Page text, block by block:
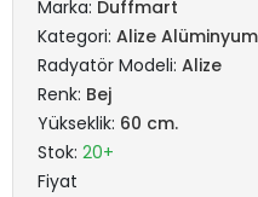
Marka: Duffmart
Kategori: Alize
Radyatör Modeli: Alize
Renk: Bej
Yükseklik: 60 cm.
Stok: 20+
Fiyat